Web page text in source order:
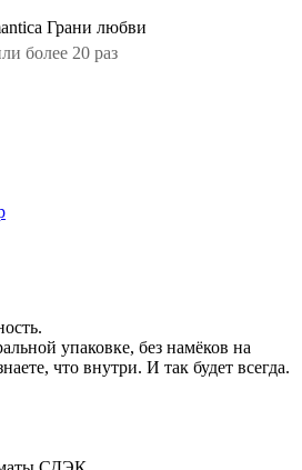
Грани любви
более 20 раз
упаковке, без намёков на
что внутри. И так будет всегда.